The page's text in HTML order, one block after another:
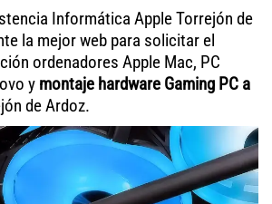
Informática Apple Torrejón de
la mejor web para solicitar el
ordenadores Apple Mac, PC
y montaje hardware Gaming PC a
de Ardoz.